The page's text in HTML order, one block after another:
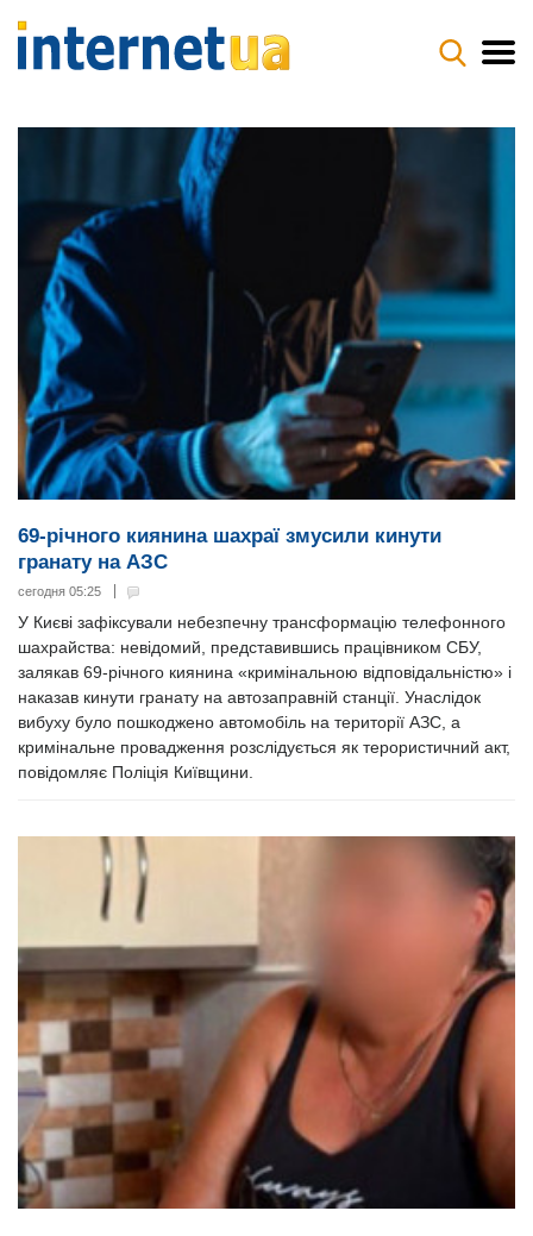
69-річного киянина шахраї змусили кинути
гранату на АЗС
сегодня 05:25
У Києві зафіксували небезпечну трансформацію телефонного
шахрайства: невідомий, представившись працівником СБУ,
залякав 69-річного киянина «кримінальною відповідальністю» і
наказав кинути гранату на автозаправній станції. Унаслідок
вибуху було пошкоджено автомобіль на території АЗС, а
кримінальне провадження розслідується як терористичний акт,
повідомляє Поліція Київщини.